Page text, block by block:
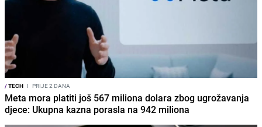
/TECH I PRIJE 2 DANA
Meta mora platiti još 567 miliona dolara zbog ugrožavanja
djece: Ukupna kazna porasla na 942 miliona